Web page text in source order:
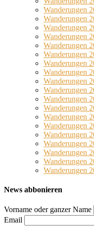
Wanderungen
Wanderungen
Wanderungen
Wanderungen
Wanderungen
Wanderungen
Wanderungen
Wanderungen
Wanderungen
Wanderungen
Wanderungen
Wanderungen
Wanderungen
Wanderungen
Wanderungen
Wanderungen
Wanderungen
Wanderungen
Wanderungen
News abbonieren
Vorname oder ganzer Name
Email